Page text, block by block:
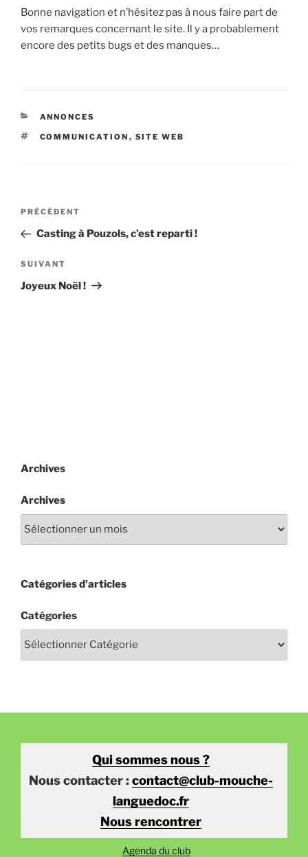
Bonne navigation et n’hésitez pas à nous faire part de
vos remarques concernant le site. Il y a probablement
encore des petits bugs et des manques…
CATÉGORIES
ANNONCES
ÉTIQUETTES
COMMUNICATION , SITE WEB
Navigation
l’article
Article
précédent
PRÉCÉDENT
Casting à Pouzols, c’est reparti !
Article
suivant
SUIVANT
Joyeux Noël !
Archives
Archives
Catégories d'articles
Catégories
Qui sommes nous ?
Nous contacter : contact@club-mouche-
languedoc.fr
Nous rencontrer
Agenda du club